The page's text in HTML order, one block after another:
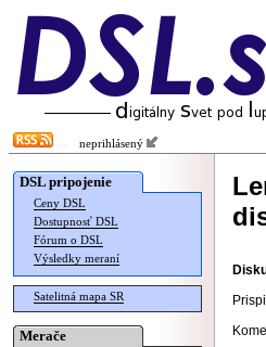
neprihlásený
DSL pripojenie
Ceny DSL
Dostupnosť DSL
Fórum o DSL
Výsledky meraní
Satelitná mapa SR
Merače